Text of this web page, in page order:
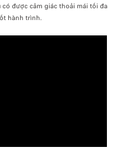
được cảm giác thoải mái tối đa
hành trình.